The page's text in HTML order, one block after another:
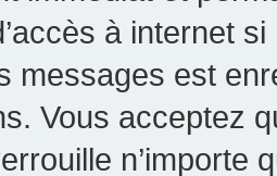
à internet
messages est
Vous acceptez
n’importe